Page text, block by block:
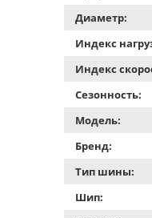
Диаметр:
Индекс
Индекс
Сезонность:
Модель:
Бренд:
Тип шины:
Шип: